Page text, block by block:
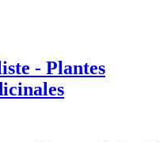
- Plantes